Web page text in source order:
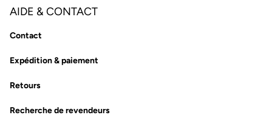
AIDE & CONTACT
Contact
Expédition & paiement
Retours
Recherche de revendeurs